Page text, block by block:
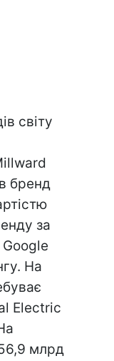
світу
бренд
за
Google
На
Electric
млрд